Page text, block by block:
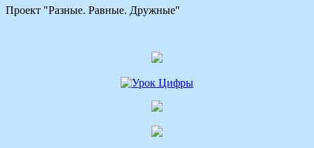
Проект "Разные. Равные. Дружные"